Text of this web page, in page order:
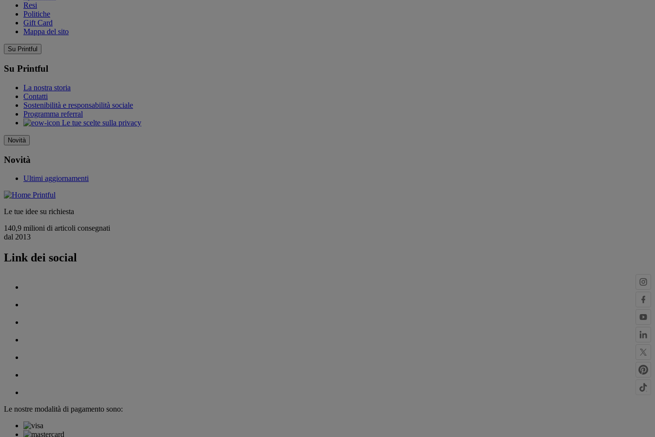
Resi
Politiche
Gift Card
Mappa del sito
Su Printful
Su Printful
La nostra storia
Contatti
Sostenibilità e responsabilità sociale
Programma referral
Le tue scelte sulla privacy
Novità
Novità
Ultimi aggiornamenti
Le tue idee su richiesta
140,9 milioni di articoli consegnati
dal 2013
Link dei social
Le nostre modalità di pagamento sono: